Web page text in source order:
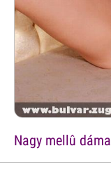
Nagy mellû dáma